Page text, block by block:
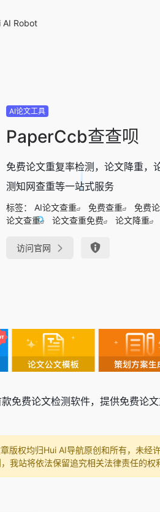
AI Robot
AI论文工具
PaperCcb查查呗
免费论文重复率检测，论文降重，
测知网查重等一站式服务
标签： AI论文查重 免费查重 免费
论文查重
论文查重免费 论文降重
访问官网
免费论文检测软件，提供免费论
版权均归Hui AI导航原创和所有，未
我站将依法保留追究相关法律责任的权